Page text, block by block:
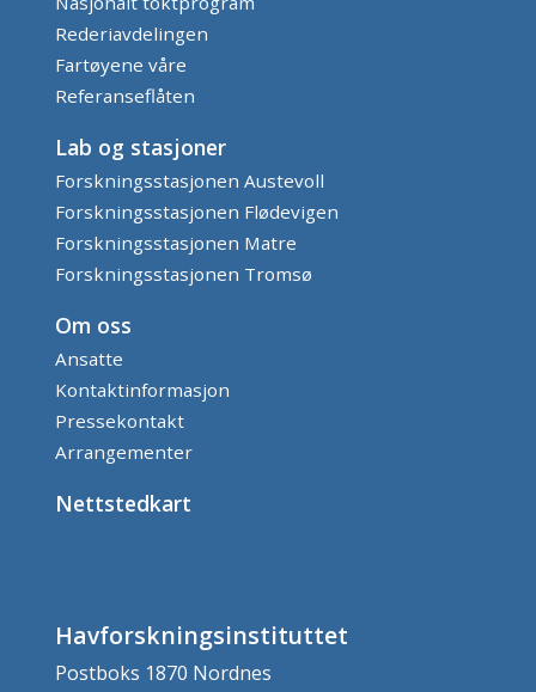
Rederiavdelingen
Fartøyene våre
Referanseflåten
Lab og stasjoner
Forskningsstasjonen Austevoll
Forskningsstasjonen Flødevigen
Forskningsstasjonen Matre
Forskningsstasjonen Tromsø
Om oss
Ansatte
Kontaktinformasjon
Pressekontakt
Arrangementer
Nettstedkart
Havforskningsinstituttet
Postboks 1870 Nordnes